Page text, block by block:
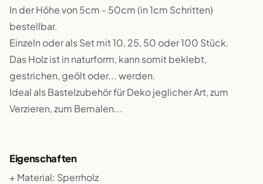
In der Höhe von 5cm - 50cm (in 1cm Schritten)
bestellbar.
Einzeln oder als Set mit 10, 25, 50 oder 100 Stück.
Das Holz ist in naturform, kann somit beklebt,
gestrichen, geölt oder... werden.
Ideal als Bastelzubehör für Deko jeglicher Art, zum
Verzieren, zum Bemalen...
Eigenschaften
+ Material: Sperrholz